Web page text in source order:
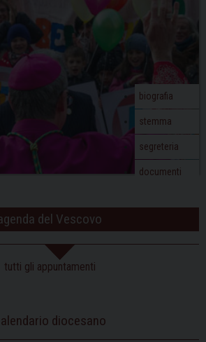
biografia
stemma
segreteria
documenti
del Vescovo
tutti gli appuntamenti
diocesano